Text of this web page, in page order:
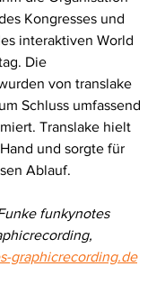
Kongresses und
interaktiven World
Die
von translake
Schluss umfassend
Translake hielt
und sorgte für
Ablauf.
funkynotes
graphicrecording.de